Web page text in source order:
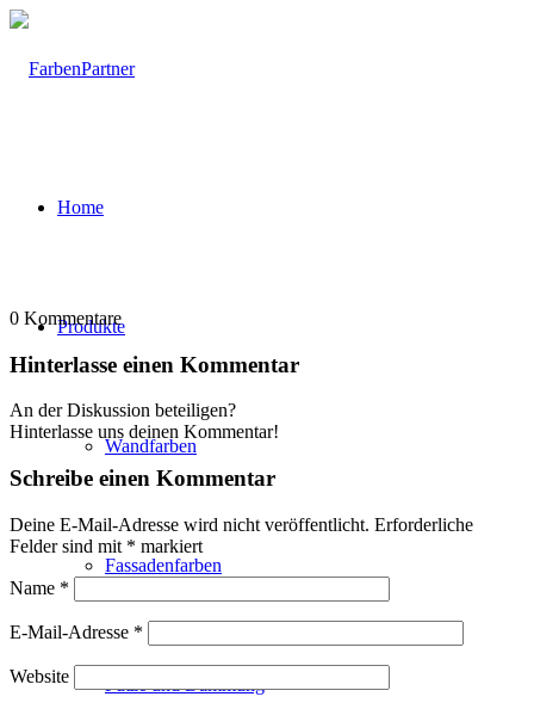
Home
Produkte
Wandfarben
Fassadenfarben
Putze und Dämmung
0 Kommentare
Hinterlasse einen Kommentar
An der Diskussion beteiligen?
Hinterlasse uns deinen Kommentar!
Schreibe einen Kommentar
Deine E-Mail-Adresse wird nicht veröffentlicht. Erforderliche
Felder sind mit * markiert
Name *
E-Mail-Adresse *
Website